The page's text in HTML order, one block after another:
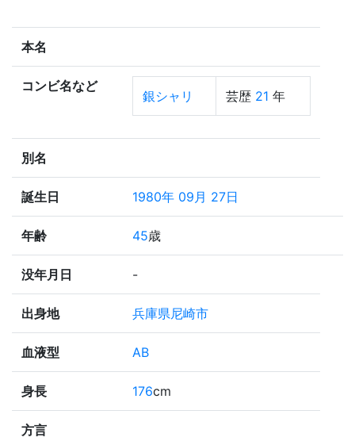
本名
コンビ名など
銀シャリ 芸歴 21 年
別名
誕生日 1980年 09月 27日
年齢 45歳
没年月日 -
出身地 兵庫県尼崎市
血液型 AB
身長 176cm
方言